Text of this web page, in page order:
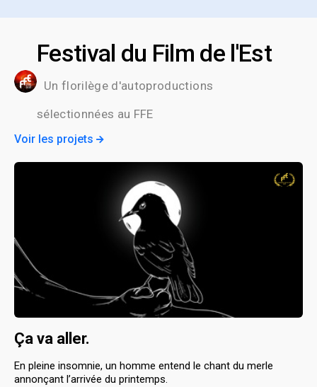
Festival du Film de l'Est
Un florilège d'autoproductions
sélectionnées au FFE
Voir les projets
Ça va aller.
En pleine insomnie, un homme entend le chant du merle
annonçant l’arrivée du printemps.